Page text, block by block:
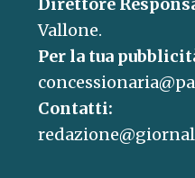
Vallone.
Per la tua
Contatti: